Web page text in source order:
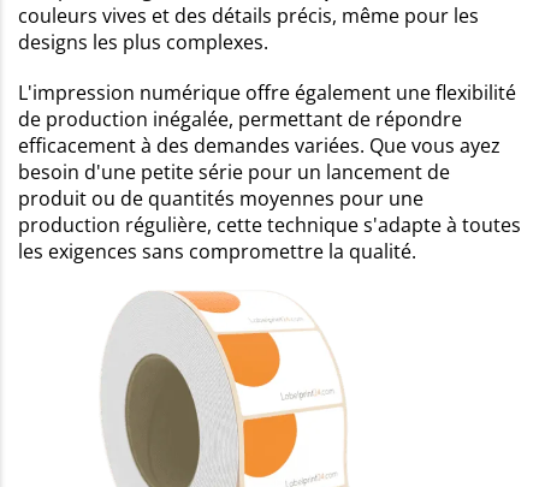
couleurs vives et des détails précis, même pour les
designs les plus complexes.
L'impression numérique offre également une flexibilité
de production inégalée, permettant de répondre
efficacement à des demandes variées. Que vous ayez
besoin d'une petite série pour un lancement de
produit ou de quantités moyennes pour une
production régulière, cette technique s'adapte à toutes
les exigences sans compromettre la qualité.